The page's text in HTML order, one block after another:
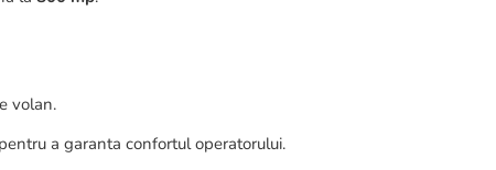
volan.
a garanta confortul operatorului.